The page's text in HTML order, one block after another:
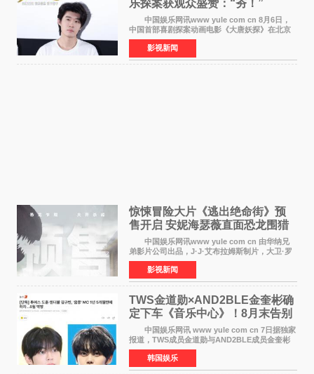
乐探案获观众盛赞：“夯！”
中国娱乐网讯www yule com cn 8月6日，
中国首部喜剧探案动画电影《大唐妖探》在北京
举办电影首映礼。导演程腾、联合导演黄珉、总
制片人曹紫建、制片人李莹莹，配音导演张喆，
对白指导程寅，领
影视新闻
惊悚冒险大片《逃出绝命街》预
售开启 安妮海瑟薇直面恐龙围猎
中国娱乐网讯www yule com cn 由华纳兄
弟影片公司出品，J·J·艾布拉姆斯制片，大卫·罗
伯特·米切尔执导，好莱坞巨星安妮·海瑟薇和伊万
·麦克格雷格领衔主演的2026暑期惊悚冒险大片
《逃出绝
影视新闻
TWS金道勋×AND2BLE金奎彬确
定下车《音乐中心》！8月末告别
MC席位
中国娱乐网讯 www yule com cn 7日据独家
报道，TWS成员金道勋与AND2BLE成员金奎彬
将于8月离开《音乐中心》MC的位置。 金道
勋与金奎彬于去年3月与H2H A-NA一起被选为
《音乐中心》MC，约1
韩国娱乐